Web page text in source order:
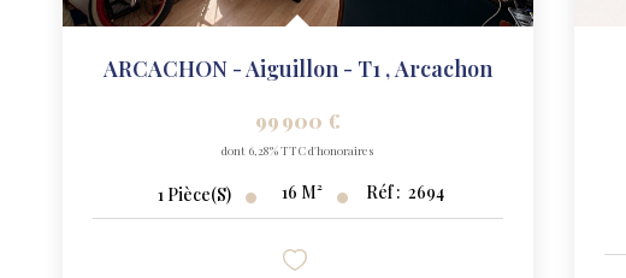
ARCACHON - Aiguillon - T1 ,Arcachon
99 900 €
dont 6,28% TTC d'honoraires
1 Pièce(s) 16 M² Réf : 2694